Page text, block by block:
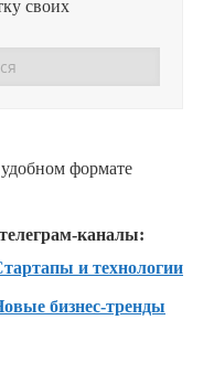
своих
формате
каналы:
и технологии
бизнес-тренды